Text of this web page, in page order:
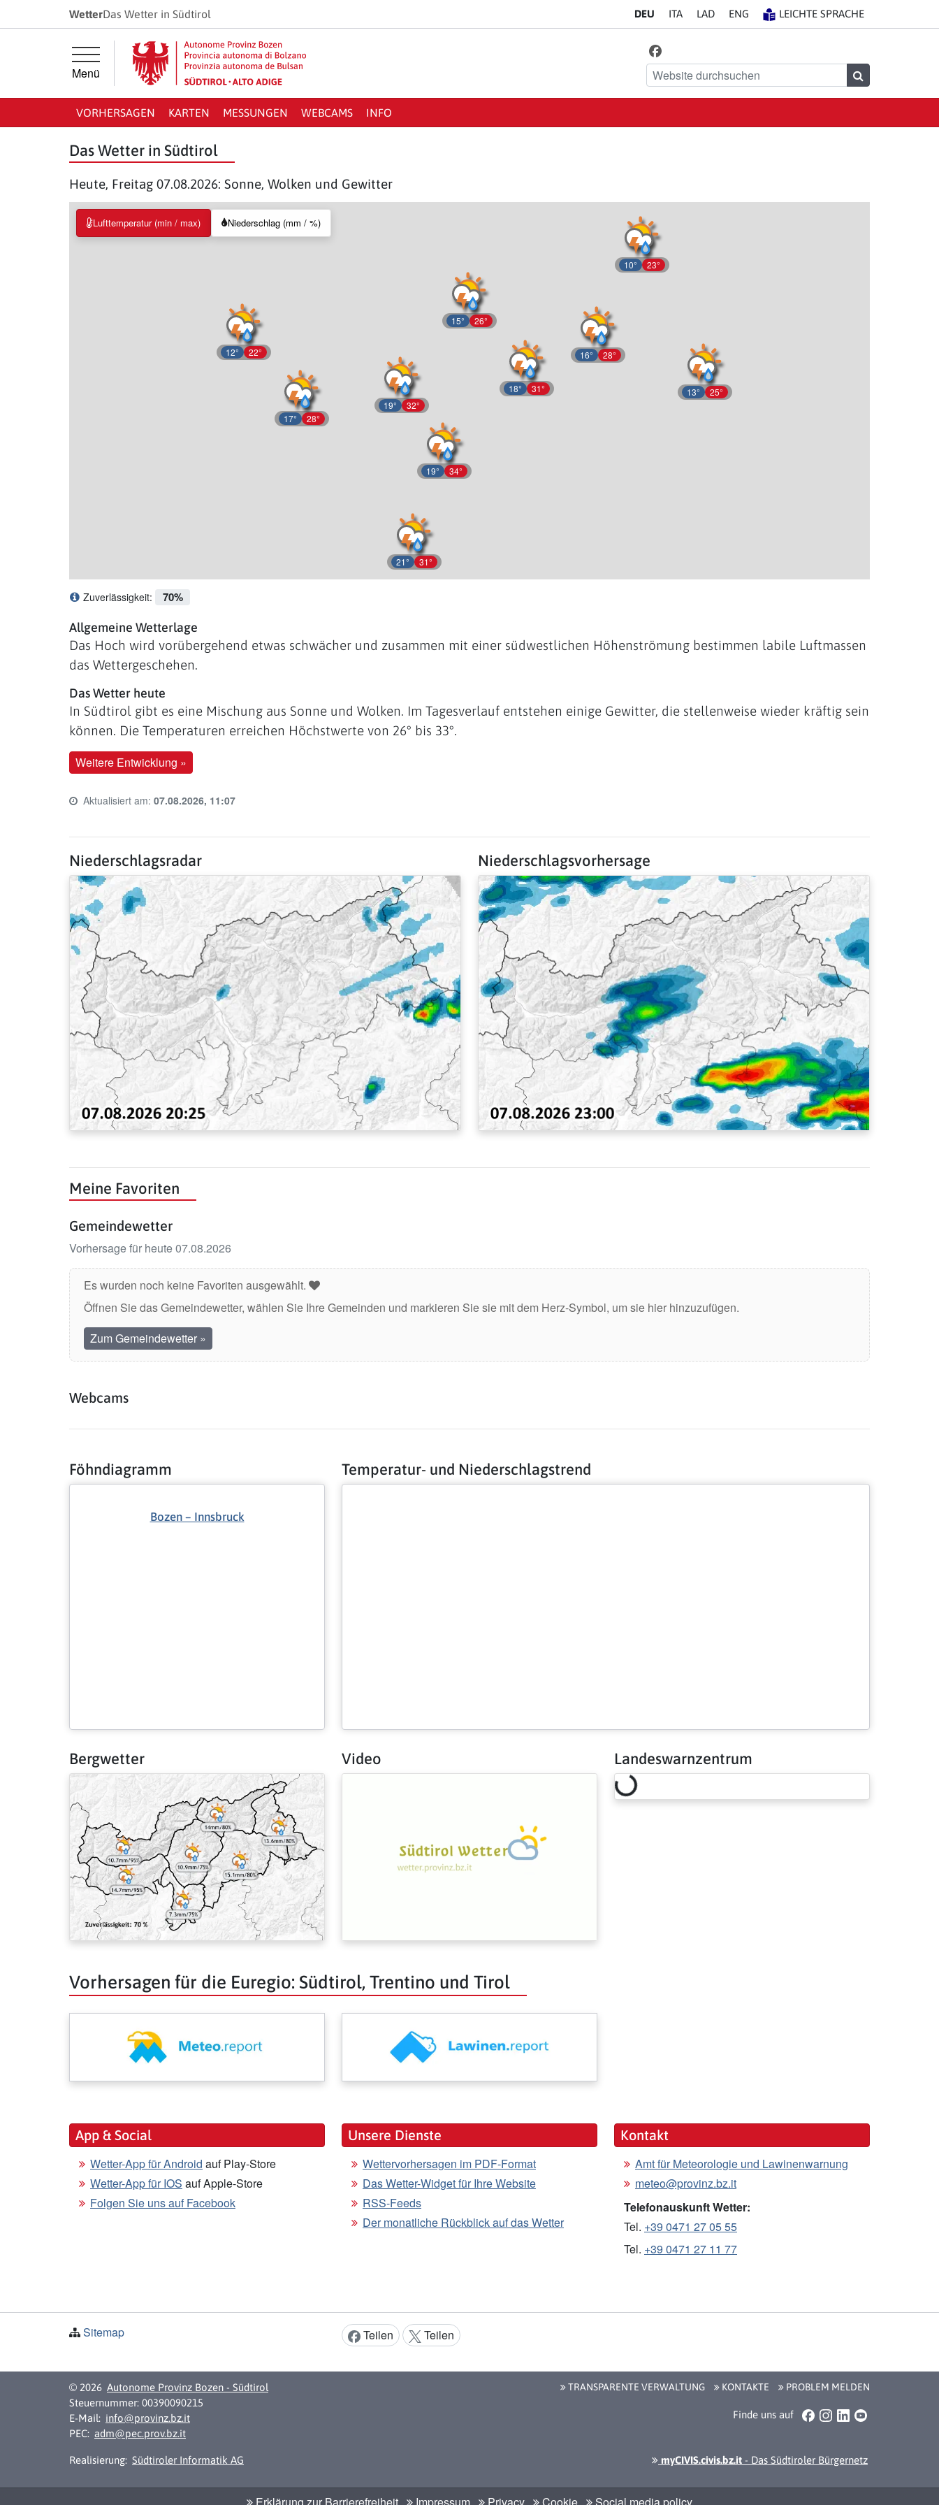
Springe direkt zur Hauptnavigation
Springe direkt zum Inhalt
WetterDas Wetter in Südtirol DEU ITA LAD ENG LEICHTE SPRACHE
Menü
Finde uns auf
Facebook
Website durchsuchen
VORHERSAGEN KARTEN MESSUNGEN WEBCAMS INFO
Das Wetter in Südtirol
Heute, Freitag 07.08.2026: Sonne, Wolken und Gewitter
17° 28°
15° 26°
19° 32°
19° 34°
13° 25°
12° 22°
21° 31°
18° 31°
16° 28°
10° 23°
Lufttemperatur (min / max) Niederschlag (mm / %)
Zuverlässigkeit: 70%
Allgemeine Wetterlage
Das Hoch wird vorübergehend etwas schwächer und zusammen mit einer südwestlichen Höhenströmung bestimmen labile Luftmassen
das Wettergeschehen.
Das Wetter heute
In Südtirol gibt es eine Mischung aus Sonne und Wolken. Im Tagesverlauf entstehen einige Gewitter, die stellenweise wieder kräftig sein
können. Die Temperaturen erreichen Höchstwerte von 26° bis 33°.
Weitere Entwicklung »
Last update time:
Aktualisiert am: 07.08.2026, 11:07
Niederschlagsradar Niederschlagsvorhersage
Meine Favoriten
Gemeindewetter
Vorhersage für heute 07.08.2026
Es wurden noch keine Favoriten ausgewählt.
Öffnen Sie das Gemeindewetter, wählen Sie Ihre Gemeinden und markieren Sie sie mit dem Herz-Symbol, um sie hier hinzuzufügen.
Zum Gemeindewetter »
Webcams
Föhndiagramm
Bozen – Innsbruck
Temperatur- und Niederschlagstrend
Bergwetter Video Landeswarnzentrum
Loading risk overview…
Vorhersagen für die Euregio: Südtirol, Trentino und Tirol
App & Social
Wetter-App für Android auf Play-Store
Wetter-App für IOS auf Apple-Store
Folgen Sie uns auf Facebook
Unsere Dienste
Wettervorhersagen im PDF-Format
Das Wetter-Widget für Ihre Website
RSS-Feeds
Der monatliche Rückblick auf das Wetter
Kontakt
Amt für Meteorologie und Lawinenwarnung
meteo@provinz.bz.it
Telefonauskunft Wetter:
Tel. +39 0471 27 05 55
Tel. +39 0471 27 11 77
Sitemap
Inhalt teilen:
Teilen Teilen
© 2026 Autonome Provinz Bozen - Südtirol
Steuernummer: 00390090215
E-Mail: info@provinz.bz.it
PEC: adm@pec.prov.bz.it
Realisierung: Südtiroler Informatik AG
TRANSPARENTE VERWALTUNG KONTAKTE PROBLEM MELDEN
Finde uns auf Facebook
Instagram
LinkedInYouTube
myCIVIS.civis.bz.it - Das Südtiroler Bürgernetz